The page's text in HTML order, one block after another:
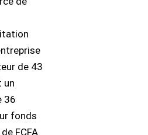
de 43
un
36
fonds
FCFA